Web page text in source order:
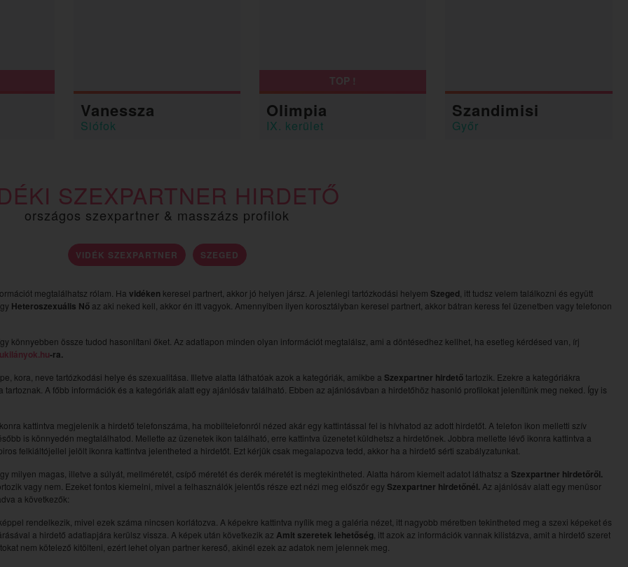
Vanessza
Siófok
TOP !
Olimpia
IX. kerület
Szandimisi
Győr
SZEXPARTNER HIRDETŐ
országos szexpartner & masszázs profilok
VIDÉK SZEXPARTNER SZEGED
megtalálhatsz rólam. Ha vidéken keresel partnert, akkor jó helyen jársz. A jelenlegi tartózkodási helyem Szeged , itt tudsz velem találkozni és együtt
Heteroszexuális Nő az aki neked kell, akkor én itt vagyok. Amennyiben ilyen korosztályban keresel partnert, akkor bátran keress fel üzenetben vagy telefonon
könnyebben össze tudod hasonlítani őket. Az adatlapon minden olyan információt megtalálsz, ami a döntésedhez kellhet, ha esetleg kérdésed van, írj
-ra.
kora, neve tartózkodási helye és szexualitása. Illetve alatta láthatóak azok a kategóriák, amikbe a Szexpartner hirdetőtartozik. Ezekre a kategóriákra
A főbb információk és a kategóriák alatt egy ajánlósáv található. Ebben az ajánlósávban a hirdetőhöz hasonló profilokat jelenítünk meg neked. Így is
kattintva megjelenik a hirdető telefonszáma, ha mobiltelefonról nézed akár egy kattintással fel is hívhatod az adott hirdetőt. A telefon ikon melletti szív
is könnyedén megtalálhatod. Mellette az üzenetek ikon található, erre kattintva üzenetet küldhetsz a hirdetőnek. Jobbra mellette lévő ikonra kattintva a
felkiáltójellel jelölt ikonra kattintva jelentheted a hirdetőt. Ezt kérjük csak megalapozva tedd, akkor ha a hirdető sérti szabályzatunkat.
milyen magas, illetve a súlyát, mellméretét, csípő méretét és derék méretét is megtekintheted. Alatta három kiemelt adatot láthatsz a Szexpartner hirdetőről.
vagy nem. Ezeket fontos kiemelni, mivel a felhasználók jelentős része ezt nézi meg előszőr egy Szexpartner hirdetőnél. Az ajánlósáv alatt egy menüsor
a következők:
rendelkezik, mivel ezek száma nincsen korlátozva. A képekre kattintva nyílik meg a galéria nézet, itt nagyobb méretben tekintheted meg a szexi képeket és
a hirdető adatlapjára kerülsz vissza. A képek után következik az Amit szeretek lehetőség , itt azok az információk vannak kilistázva, amit a hirdető szeret
nem kötelező kitölteni, ezért lehet olyan partner kereső, akinél ezek az adatok nem jelennek meg.